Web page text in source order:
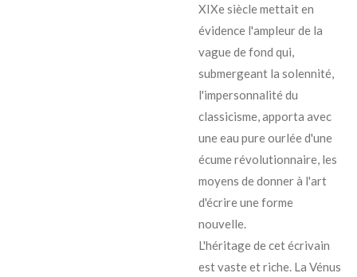
XIXe siècle mettait en
évidence l'ampleur de la
vague de fond qui,
submergeant la solennité,
l'impersonnalité du
classicisme, apporta avec
une eau pure ourlée d'une
écume révolutionnaire, les
moyens de donner à l'art
d'écrire une forme
nouvelle.
L'héritage de cet écrivain
est vaste et riche. La Vénus